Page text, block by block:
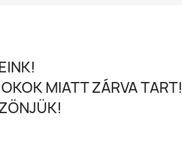
MIATT ZÁRVA TART!